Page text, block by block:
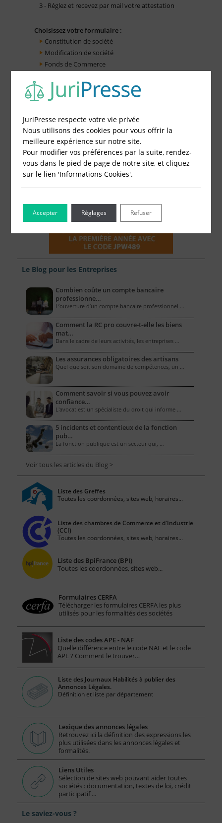
3 - Réglez et recevez par mail votre attestation
Choisissez votre formulaire :
Constitution de société
Modification de société
Fonds de Commerce
Le Blog pour les Entreprises
Combien coûte un compte bancaire
professionne…
L’ouverture d’un compte bancaire professionnel …
Comment la RC pro couvre-t-elle les biens
mat…
Dans le cadre de leurs activités, les entreprises …
Les assurances obligatoires des artisans
Quel que soit son domaine de compétences, un …
Comment savoir si vous pouvez avoir
confiance…
L'avocat est un spécialiste du droit qui informe …
5 incidents et contentieux de la fonction
pub…
La fonction publique est un secteur qui, …
Voir tous les articles du Blog >
Liste des Greffes
Toutes les coordonnées, sites web, horaires...
Liste des chambres de Commerce et d'Industrie
(CCI)
Toutes les coordonnées, sites web, horaires...
Liste des BpiFrance (BPI)
Toutes les coordonnées, sites web...
Formulaires CERFA
Télécharger les formulaires CERFA les plus
utilisés pour les formalités des sociétés
Liste des codes APE - NAF
Quelle différence entre le code NAF et le code
APE ? Comment le trouver…
Liste des Journaux Habilités à publier des
Annonces Légales.
Définition et liste par département
Lexique des annonces légales
Retrouvez ici la définition des expressions les
plus utilisées dans les annonces légales et
formalités.
Liens Utiles
Sélection de sites web pouvant aider toutes
sociétés : documentation, textes de loi, crédit
participatif ...
Le saviez-vous ?
JuriPresse respecte votre vie privée
Nous utilisons des cookies pour vous offrir la
meilleure expérience sur notre site.
Pour modifier vos préférences par la suite, rendez-
vous dans le pied de page de notre site, et cliquez
sur le lien 'Informations Cookies'.
Accepter Refuser
Réglages